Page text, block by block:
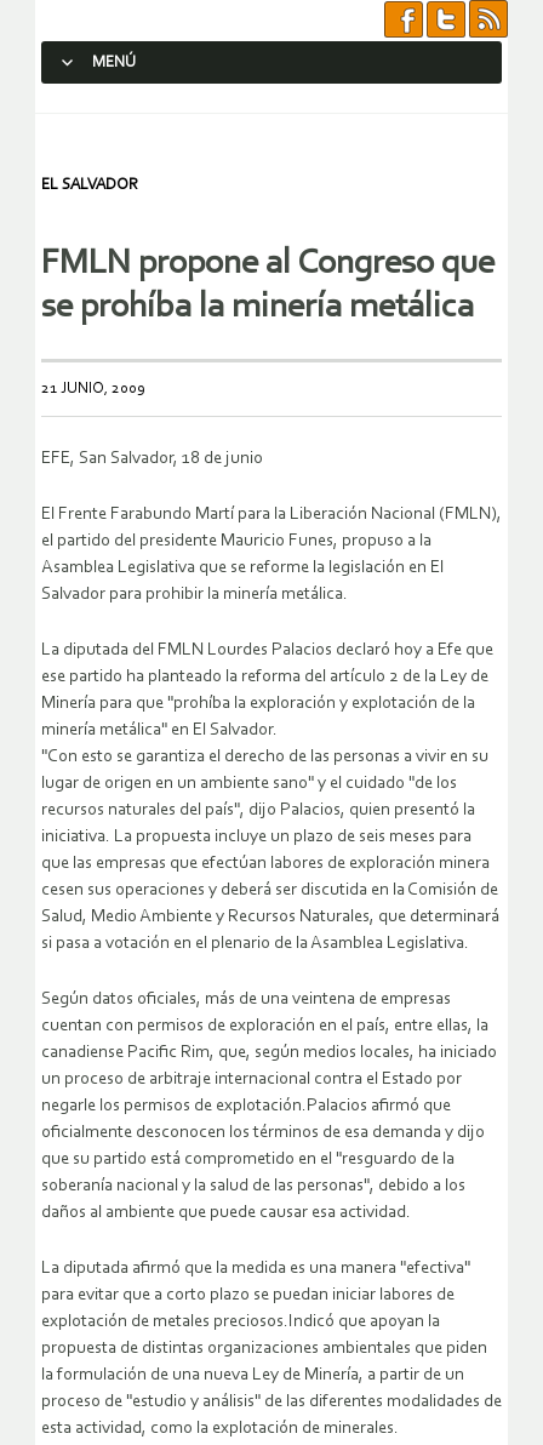
MENÚ
EL SALVADOR
FMLN propone al Congreso que
se prohíba la minería metálica
21 JUNIO, 2009
EFE, San Salvador, 18 de junio
El Frente Farabundo Martí para la Liberación Nacional (FMLN),
el partido del presidente Mauricio Funes, propuso a la
Asamblea Legislativa que se reforme la legislación en El
Salvador para prohibir la minería metálica.
La diputada del FMLN Lourdes Palacios declaró hoy a Efe que
ese partido ha planteado la reforma del artículo 2 de la Ley de
Minería para que "prohíba la exploración y explotación de la
minería metálica" en El Salvador.
"Con esto se garantiza el derecho de las personas a vivir en su
lugar de origen en un ambiente sano" y el cuidado "de los
recursos naturales del país", dijo Palacios, quien presentó la
iniciativa. La propuesta incluye un plazo de seis meses para
que las empresas que efectúan labores de exploración minera
cesen sus operaciones y deberá ser discutida en la Comisión de
Salud, Medio Ambiente y Recursos Naturales, que determinará
si pasa a votación en el plenario de la Asamblea Legislativa.
Según datos oficiales, más de una veintena de empresas
cuentan con permisos de exploración en el país, entre ellas, la
canadiense Pacific Rim, que, según medios locales, ha iniciado
un proceso de arbitraje internacional contra el Estado por
negarle los permisos de explotación.Palacios afirmó que
oficialmente desconocen los términos de esa demanda y dijo
que su partido está comprometido en el "resguardo de la
soberanía nacional y la salud de las personas", debido a los
daños al ambiente que puede causar esa actividad.
La diputada afirmó que la medida es una manera "efectiva"
para evitar que a corto plazo se puedan iniciar labores de
explotación de metales preciosos.Indicó que apoyan la
propuesta de distintas organizaciones ambientales que piden
la formulación de una nueva Ley de Minería, a partir de un
proceso de "estudio y análisis" de las diferentes modalidades de
esta actividad, como la explotación de minerales.